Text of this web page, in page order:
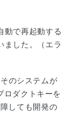
動で再起動する
ました。（エラ
のシステムが
ロダクトキーを
しても開発の